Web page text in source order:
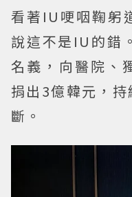
看著IU哽咽鞠躬
說這不是IU的錯
名義，向醫院、
捐出3億韓元，
斷。